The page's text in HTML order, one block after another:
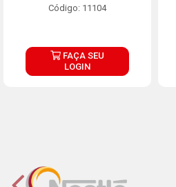
Código: 11104
FAÇA SEU
LOGIN